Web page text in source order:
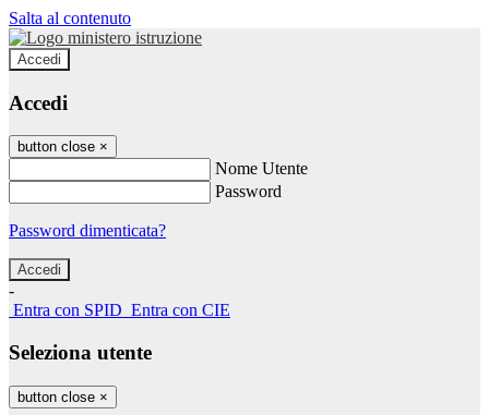
Salta al contenuto
Accedi
Accedi
button close ×
Nome Utente
Password
Password dimenticata?
-
Entra con SPID Entra con CIE
Seleziona utente
button close ×